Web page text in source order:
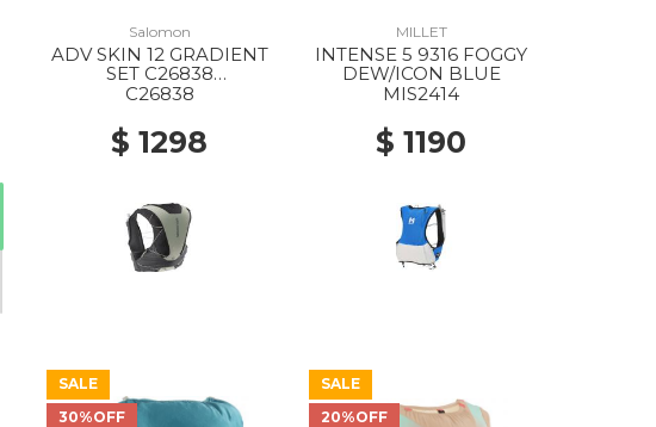
Salomon
ADV SKIN 12 GRADIENT
SET C26838
PHANTOM/CASTELROC
C26838
$ 1298
MILLET
INTENSE 5 9316 FOGGY
DEW/ICON BLUE
MIS2414
$ 1190
SALE
30%OFF
SALE
20%OFF